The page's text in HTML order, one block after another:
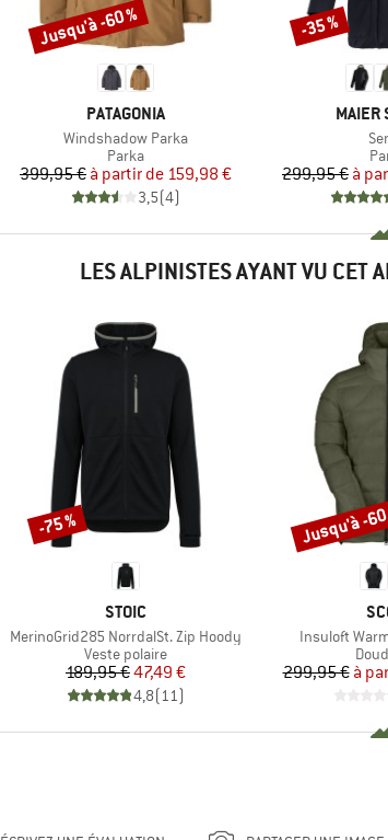
MARQUE
PATAGONIA
Article
Windshadow Parka
Product group
Parka
Prix
399,95 € Prix réduit
à partir de 159,98 €
3,5(4)
Remise
Jusqu'à -60 %
MAIER
299,95 € à
Remise
-35 %
LES ALPINISTES AYANT VU CET
MARQUE
STOIC
Article
MerinoGrid285 NorrdalSt. Zip Hoody
Product group
Veste polaire
Prix
189,95 €Prix réduit
47,49 €
4,8(11)
Remise
-75 %
Article
Insuloft
299,95 € à
Remise
Jusqu'à -